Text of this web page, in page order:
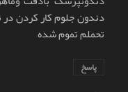
تحملم تموم شده
پاسخ